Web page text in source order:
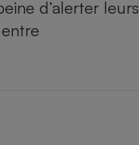
d’alerter leurs
de cuisson à
induction